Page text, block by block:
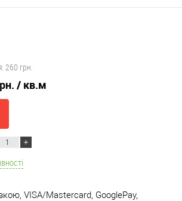
260 грн.
/ кв.м
VISA/Mastercard, GooglePay,